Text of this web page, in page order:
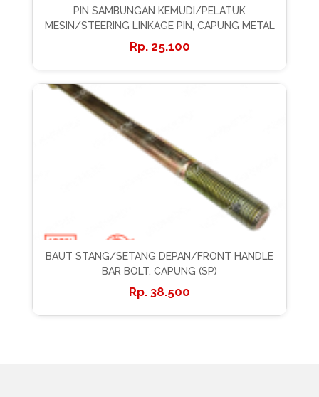
PIN SAMBUNGAN KEMUDI/PELATUK
MESIN/STEERING LINKAGE PIN, CAPUNG METAL
25.100
BAUT STANG/SETANG DEPAN/FRONT HANDLE
BAR BOLT, CAPUNG (SP)
38.500